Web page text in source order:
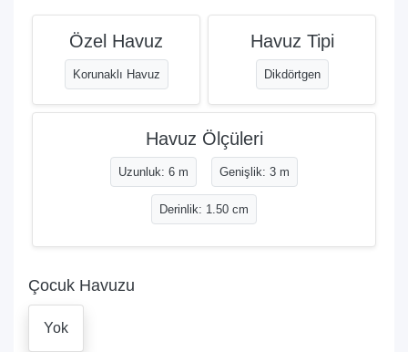
Özel Havuz
Korunaklı Havuz
Havuz Tipi
Dikdörtgen
Havuz Ölçüleri
Uzunluk: 6 m Genişlik: 3 m
Derinlik: 1.50 cm
Çocuk Havuzu
Yok